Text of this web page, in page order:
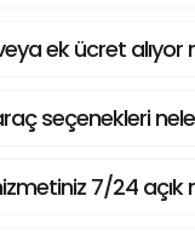
ek ücret alıyor
seçenekleri
7/24 açık